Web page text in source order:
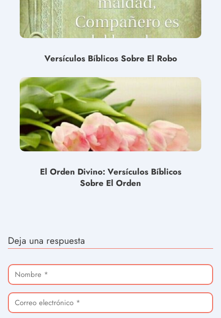
Versículos Bíblicos Sobre El Robo
El Orden Divino: Versículos Bíblicos
Sobre El Orden
Deja una respuesta